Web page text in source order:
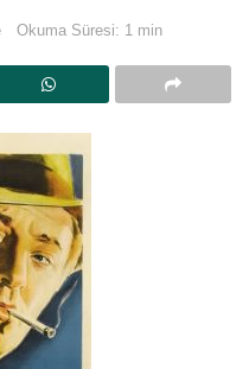
Okuma Süresi: 1 min